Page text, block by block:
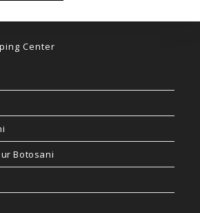
Center
Botosani